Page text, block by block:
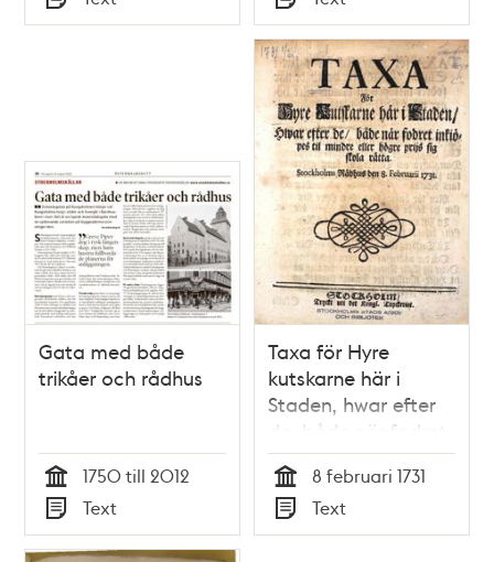
Mälaren at undfå
Rådhus den 2. April
Åhr 1722.
Typ Typ
Gata med både
trikåer och rådhus
Tid
1750 till 2012
Typ
Text
Taxa för Hyre
kutskarne här i
Staden, hwar efter
de, både när fodret
inkiöpes til mindre
eller högre prijs sig
skola rätta.
Stockholms Rådhus
Tid
8 februari 1731
Typ
Text